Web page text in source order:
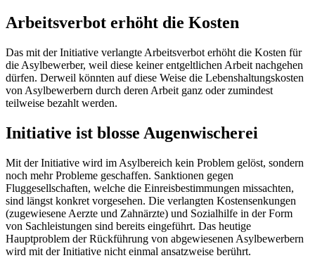
Arbeitsverbot erhöht die Kosten
Das mit der Initiative verlangte Arbeitsverbot erhöht die Kosten für
die Asylbewerber, weil diese keiner entgeltlichen Arbeit nachgehen
dürfen. Derweil könnten auf diese Weise die Lebenshaltungskosten
von Asylbewerbern durch deren Arbeit ganz oder zumindest
teilweise bezahlt werden.
Initiative ist blosse Augenwischerei
Mit der Initiative wird im Asylbereich kein Problem gelöst, sondern
noch mehr Probleme geschaffen. Sanktionen gegen
Fluggesellschaften, welche die Einreisbestimmungen missachten,
sind längst konkret vorgesehen. Die verlangten Kostensenkungen
(zugewiesene Aerzte und Zahnärzte) und Sozialhilfe in der Form
von Sachleistungen sind bereits eingeführt. Das heutige
Hauptproblem der Rückführung von abgewiesenen Asylbewerbern
wird mit der Initiative nicht einmal ansatzweise berührt.